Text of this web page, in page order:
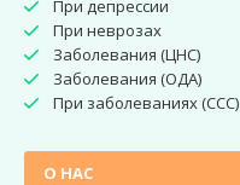
При депрессии
При неврозах
Заболевания (ЦНС)
Заболевания (ОДА)
При заболеваниях (CCC)
О НАС